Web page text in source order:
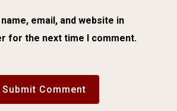
email, and website in
for the next time I comment.